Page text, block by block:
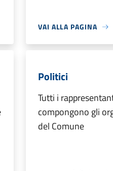
VAI ALLA PAGINA
Politici
Tutti i
compongono gli
del Comune